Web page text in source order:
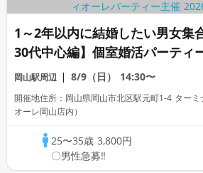
1～2年以内に結婚したい男女集
30代中心編】個室婚活パーティ
出会い～
岡山駅周辺 8/9（日） 14:30〜
開催地住所：岡山県岡山市北区駅元町1-4 ターミ
オーレ岡山店内）
25〜35歳 3,800円
〇男性急募‼